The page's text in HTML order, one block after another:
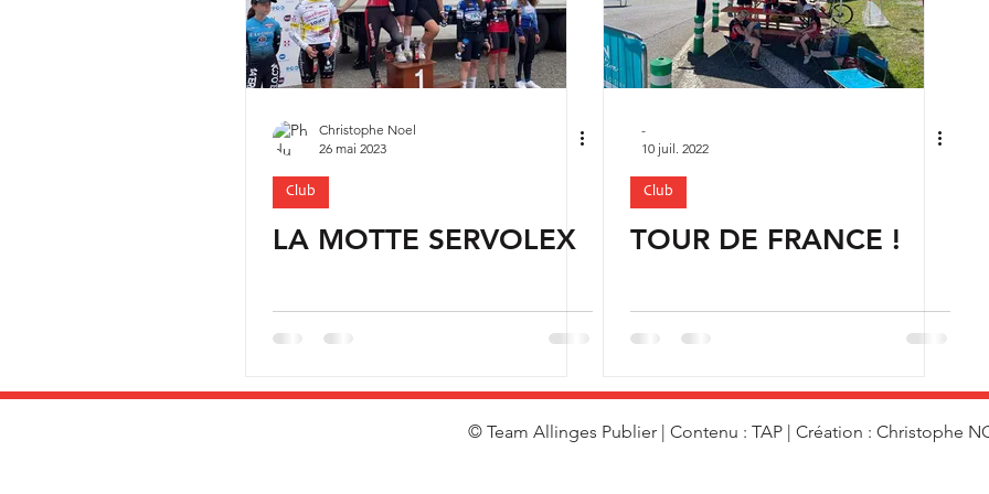
Christophe Noel
26 mai 2023
Club
LA MOTTE SERVOLEX
-
10 juil. 2022
Club
TOUR DE FRANCE !
© Team Allinges Publier | Contenu : TAP | Création : Christophe